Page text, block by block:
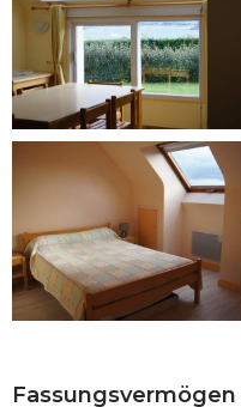
Fassungsvermögen